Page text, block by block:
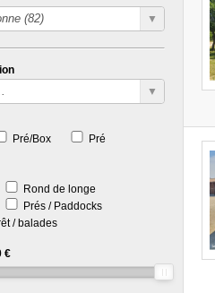
Pré/Box Pré
Rond de longe
Prés / Paddocks
/ balades
€